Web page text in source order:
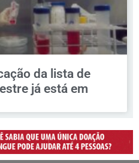
da lista de
já está em